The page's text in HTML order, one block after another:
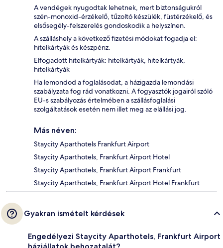
A vendégek nyugodtak lehetnek, mert biztonságukról
szén-monoxid-érzékelő, tűzoltó készülék, füstérzékelő, és
elsősegély-felszerelés gondoskodik a helyszínen.
A szálláshely a következő fizetési módokat fogadja el:
hitelkártyák és készpénz.
Elfogadott hitelkártyák: hitelkártyák, hitelkártyák,
hitelkártyák
Ha lemondod a foglalásodat, a házigazda lemondási
szabályzata fog rád vonatkozni. A fogyasztók jogairól szóló
EU-s szabályozás értelmében a szállásfoglalási
szolgáltatások esetén nem illet meg az elállási jog.
Más néven:
Staycity Aparthotels Frankfurt Airport
Staycity Aparthotels, Frankfurt Airport Hotel
Staycity Aparthotels, Frankfurt Airport Frankfurt
Staycity Aparthotels, Frankfurt Airport Hotel Frankfurt
Gyakran ismételt kérdések
Engedélyezi Staycity Aparthotels, Frankfurt Airport